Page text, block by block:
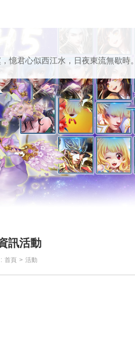
憶君心似西江水，日夜東流無歇時。
訊活動
首頁 > 活動